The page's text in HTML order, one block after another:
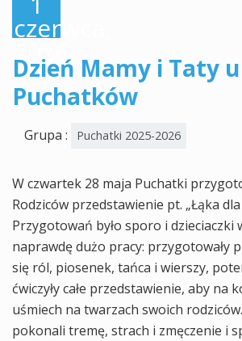
czerwca,
2026
Dzień Mamy i Taty u
Puchatków
Grupa : Puchatki 2025-2026
W czwartek 28 maja Puchatki
Rodziców przedstawienie pt. „Łąka
Przygotowań było sporo i dzieciaczki
naprawdę dużo pracy: przygotowały
się ról, piosenek, tańca i wierszy,
ćwiczyły całe przedstawienie, aby na
uśmiech na twarzach swoich
pokonali tremę, strach i zmęczenie i